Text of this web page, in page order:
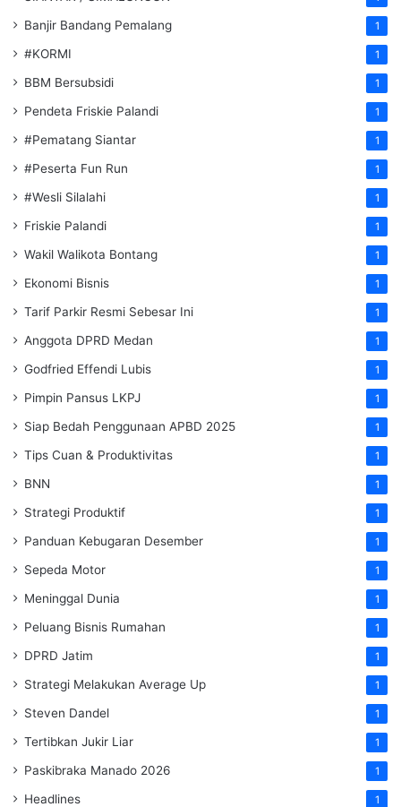
Banjir Bandang Pemalang 1
#KORMI 1
BBM Bersubsidi 1
Pendeta Friskie Palandi 1
#Pematang Siantar 1
#Peserta Fun Run 1
#Wesli Silalahi 1
Friskie Palandi 1
Wakil Walikota Bontang 1
Ekonomi Bisnis 1
Tarif Parkir Resmi Sebesar Ini 1
Anggota DPRD Medan 1
Godfried Effendi Lubis 1
Pimpin Pansus LKPJ 1
Siap Bedah Penggunaan APBD 2025 1
Tips Cuan & Produktivitas 1
BNN 1
Strategi Produktif 1
Panduan Kebugaran Desember 1
Sepeda Motor 1
Meninggal Dunia 1
Peluang Bisnis Rumahan 1
DPRD Jatim 1
Strategi Melakukan Average Up 1
Steven Dandel 1
Tertibkan Jukir Liar 1
Paskibraka Manado 2026 1
Headlines 1